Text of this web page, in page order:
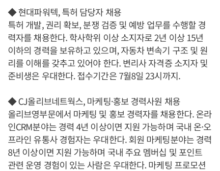
◆ 현대파워텍, 특허 담당자 채용
특허 개발, 권리 확보, 분쟁 검증 및 예방 업무를 수행할 경
력자를 채용한다. 학사학위 이상 소지자로 2년 이상 15년
이하의 경력을 보유하고 있으며, 자동차 변속기 구조 및 원
리를 이해를 갖추고 있어야 한다. 변리사 자격증 소지자 및
준비생은 우대한다. 접수기간은 7월8일 23시까지.
◆ CJ올리브네트웍스, 마케팅·홍보 경력사원 채용
올리브영부문에서 마케팅 및 홍보 경력자를 채용한다. 온라
인CRM분야는 경력 4년 이상이면 지원 가능하며 국내 온·오
프라인 유통사 경험자는 우대한다. 회원 마케팅분야는 경력
8년 이상이면 지원 가능하며 국내 주요 멤버십 및 포인트
관련 운영 경험이 있는 사람은 우대한다. 마케팅 프로모션